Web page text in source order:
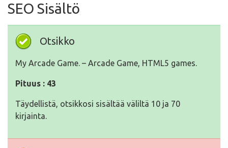
SEO Sisältö
Otsikko
My Arcade Game. – Arcade Game, HTML5 games.
Pituus : 43
Täydellistä, otsikkosi sisältää väliltä 10 ja 70
kirjainta.